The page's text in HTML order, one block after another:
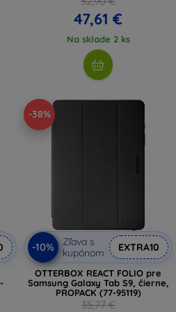
(843439159655)
47,61 €
Na sklade 2 ks
-38%
-10%
Zľava s
kupónom
EXTRA10
OTTERBOX REACT FOLIO pre
Samsung Galaxy Tab S9, čierne,
PROPACK (77-95119)
35,77 €